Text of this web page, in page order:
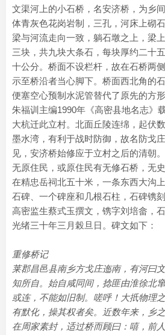
文渠河上的小石桥，名安济桥，为乡
体青灰色花岗岩制，三孔，河床上砌
梁与河流走向一致，躺石墩之上，梁
三块，共九块大条石，每块厚约二十
十公分。桥面不设栏杆，故在石桥两
示至桥沿者当心脚下。桥面西北角的
便塞空心预制水泥管替代了原先的方形
朱福训主编1990年《高密县地名志》
大杭迁此立村。北面丘陵连绵，起伏
墨水湾，有利于战时防御，故名防戈
见，安济桥始修应于立村之后的清朝
无原住民，或原住民有无修石桥，无史
在精忠岳祠北五十米，一条东西大沟
石碑、一个碑座和几根石柱，石碑镌刻
高密监生蔡式玉撰文，镌字刘培畲，
光绪三十年三月榖旦日。碑文如下：
重修桥记
莱郡昌邑县南乡方戈庄迤南，有河曰
知所自。始自咸同间，捻匪由淮徐北
或连，不能如旧制。嗟呼！大扺物理
有默化，操其权者矣。近数年来，乡
在周家素封，适过桥而顾曰：嘻，前